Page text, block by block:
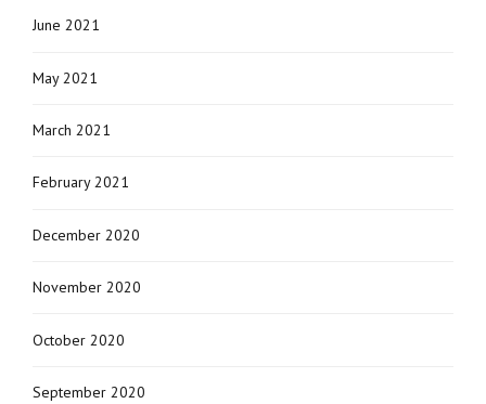
June 2021
May 2021
March 2021
February 2021
December 2020
November 2020
October 2020
September 2020